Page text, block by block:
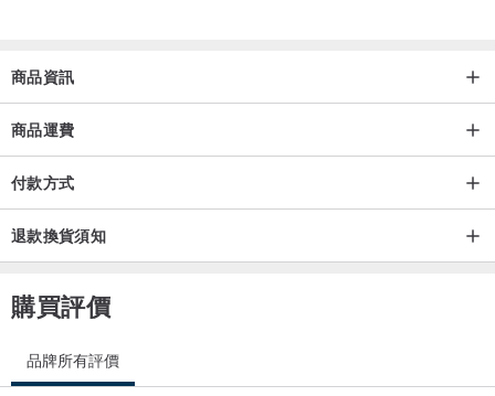
商品資訊
商品運費
付款方式
退款換貨須知
購買評價
品牌所有評價